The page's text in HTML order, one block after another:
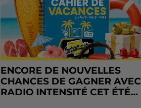
ENCORE DE NOUVELLES
CHANCES DE GAGNER AVEC
RADIO INTENSITÉ CET ÉTÉ...